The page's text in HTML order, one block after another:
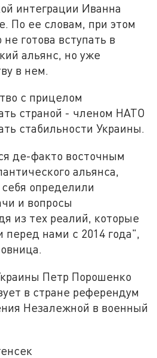
интеграции Иванна
По ее словам, при этом
готова вступать в
альянс, но уже
в нем.
с прицелом
страной - членом НАТО
стабильности Украины.
де-факто восточным
альянса,
определили
и вопросы
из тех реалий, которые
перед нами с 2014 года",
Петр Порошенко
в стране референдум
Незалежной в военный